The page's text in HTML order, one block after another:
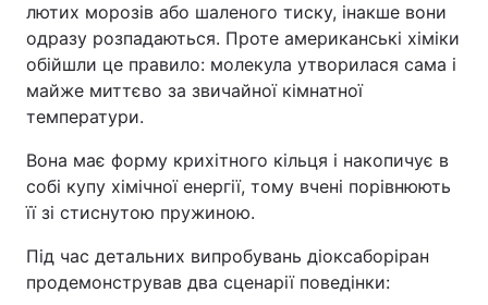
лютих морозів або шаленого тиску, інакше вони
одразу розпадаються. Проте американські хіміки
обійшли це правило: молекула утворилася сама і
майже миттєво за звичайної кімнатної
температури.
Вона має форму крихітного кільця і накопичує в
собі купу хімічної енергії, тому вчені порівнюють
її зі стиснутою пружиною.
Під час детальних випробувань діоксаборіран
продемонстрував два сценарії поведінки: